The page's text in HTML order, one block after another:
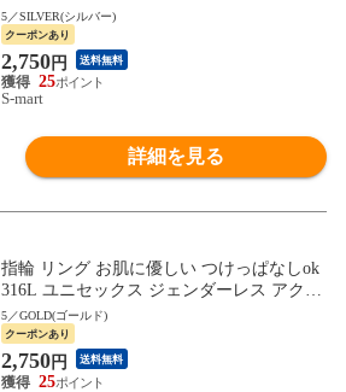
サリー 錆びに強い Nei/nor ネイナー NnRI-0
071
5／SILVER(シルバー)
クーポンあり
2,750円 送料無料
25
S-mart
詳細を見る
指輪 リング お肌に優しい つけっぱなしok
316L ユニセックス ジェンダーレス アクセ
サリー 錆びに強い Nei/nor ネイナー NnRI-0
071
5／GOLD(ゴールド)
クーポンあり
2,750円 送料無料
25